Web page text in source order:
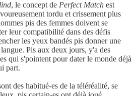
, le concept de Perfect Match est
tordu et crissement plus
pis des femmes doivent se
leur compatibilité dans des défis
les yeux bandés pis donner une
Pis aux deux jours, y'a des
qui s'pointent pour dater le monde déjà
part.
des habitué-es de la téléréalité, se